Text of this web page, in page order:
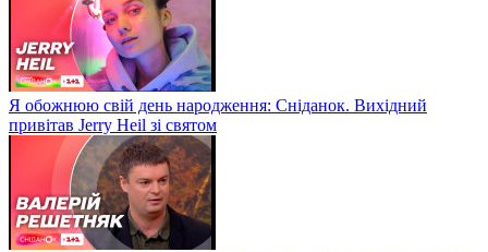
Я обожнюю свій день народження: Сніданок. Вихідний
привітав Jerry Heil зі святом